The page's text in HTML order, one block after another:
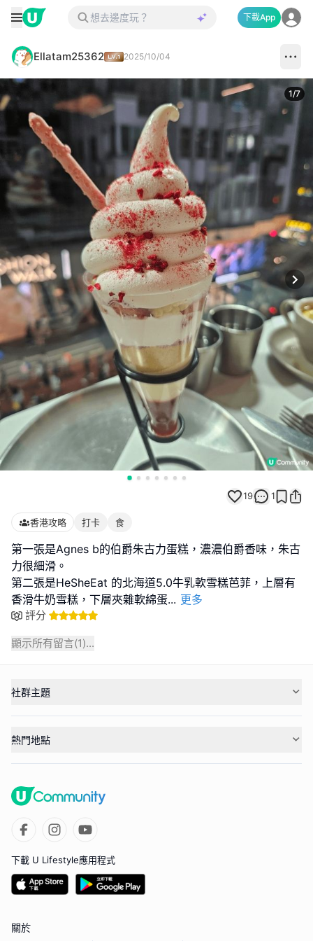
下載App
Ellatam25362 2025/10/04
1/7
19 1
香港攻略 打卡 食
第一張是Agnes b的伯爵朱古力蛋糕，濃濃伯爵香味，朱古
力很細滑。
第二張是HeSheEat 的北海道5.0牛乳軟雪糕芭菲，上層有
香滑牛奶雪糕，下層夾雜軟綿蛋... 更多
評分
顯示所有留言(1)...
社群主題
熱門地點
下載 U Lifestyle應用程式
關於